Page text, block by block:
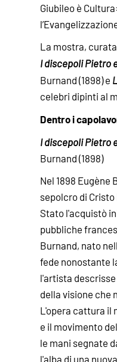
Giubileo è
La mostra,
I discepoli Pietro
Burnand (1898) e
celebri dipinti al
Dentro i
I discepoli Pietro
Burnand (1898)
Nel 1898
sepolcro di
Stato l'acquistò
pubbliche
Burnand, nato
fede nonostante
l'artista
della visione che
L'opera cattura il
e il movimento
le mani segnate
l'alba di una